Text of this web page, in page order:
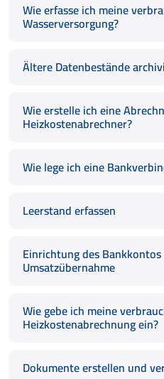
Wie erfasse ich meine
Wasserversorgung?
Ältere Datenbestände
Wie erstelle ich eine
Heizkostenabrechner?
Wie lege ich eine
Leerstand erfassen
Einrichtung des
Umsatzübernahme
Wie gebe ich meine
Heizkostenabrechnung ein?
Dokumente erstellen und